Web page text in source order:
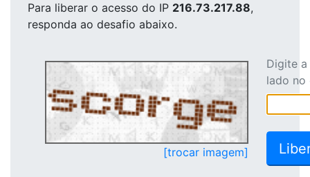
Para liberar o acesso do IP 216.73.217.88,
responda ao desafio abaixo.
[trocar imagem]
Digite
lado no